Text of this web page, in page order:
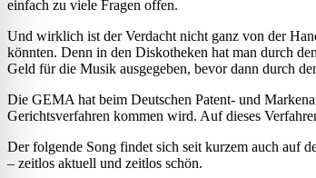
einfach zu viele Fragen offen.
Und wirklich ist der Verdacht nicht ganz von der
könnten. Denn in den Diskotheken hat man durch
Geld für die Musik ausgegeben, bevor dann durch
Die GEMA hat beim Deutschen Patent- und
Gerichtsverfahren kommen wird. Auf dieses
Der folgende Song findet sich seit kurzem auch auf
– zeitlos aktuell und zeitlos schön.